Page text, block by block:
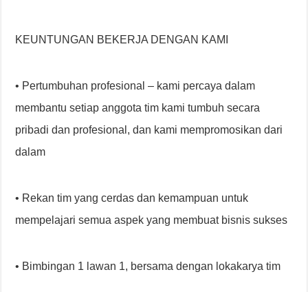
KEUNTUNGAN BEKERJA DENGAN KAMI
• Pertumbuhan profesional – kami percaya dalam
membantu setiap anggota tim kami tumbuh secara
pribadi dan profesional, dan kami mempromosikan dari
dalam
• Rekan tim yang cerdas dan kemampuan untuk
mempelajari semua aspek yang membuat bisnis sukses
• Bimbingan 1 lawan 1, bersama dengan lokakarya tim